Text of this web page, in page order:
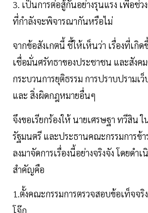
3. เป็นการต่อสู้กันอย่างรุนแรง เพื่อช่ว
ที่กำลังจะพิจารณากันหรือไม่
จากข้อสังเกตนี้ ชี้ให้เห็นว่า เรื่องที่เกิ
เชื่อมั่นศรัทธาของประชาชน และสังคม
กระบวนการยุติธรรม การปราบปราม
และ สิ่งผิดกฎหมายอื่นๆ
จึงขอเรียกร้องให้ นายเศรษฐา ทวีสิน
รัฐมนตรี และประธานคณะกรรมการข้า
ลงมาจัดการเรื่องนี้อย่างจริงจัง โดยดำเ
สำคัญคือ
1.ตั้งคณะกรรมการตรวจสอบข้อเท็จจ
โจ๊ก